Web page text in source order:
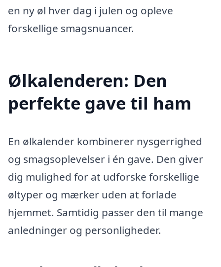
en ny øl hver dag i julen og opleve
forskellige smagsnuancer.
Ølkalenderen: Den
perfekte gave til ham
En ølkalender kombinerer nysgerrighed
og smagsoplevelser i én gave. Den giver
dig mulighed for at udforske forskellige
øltyper og mærker uden at forlade
hjemmet. Samtidig passer den til mange
anledninger og personligheder.